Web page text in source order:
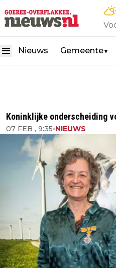
Nieuws Gemeente▼
Koninklijke onderscheiding
07 FEB , 9:35•NIEUWS